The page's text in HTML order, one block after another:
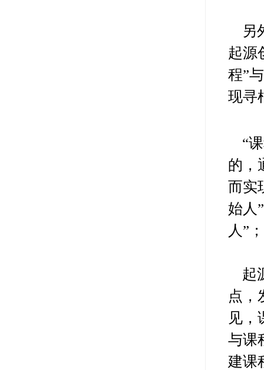
另
起源
程”
现寻
“
的，
而实
始人
人”
起
点，
见，
与课
建课